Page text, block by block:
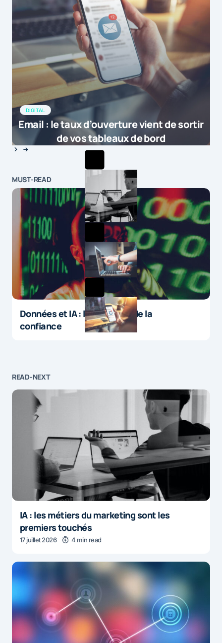
DIGITAL
Email : le taux d’ouverture vient de sortir
de vos tableaux de bord
MUST-READ
Données et IA : le paradoxe de la
confiance
READ-NEXT
IA : les métiers du marketing sont les
premiers touchés
17 juillet 2026 4 min read